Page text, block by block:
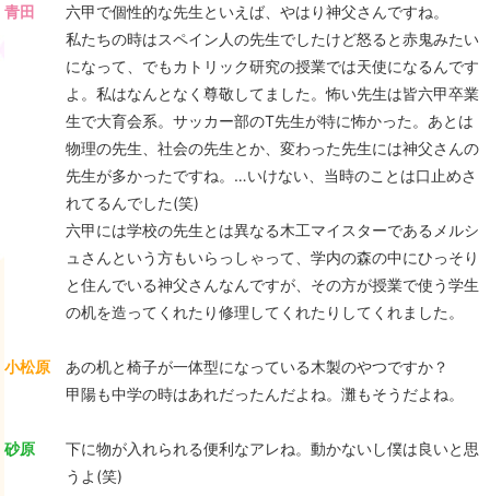
青田
六甲で個性的な先生といえば、やはり神父さんですね。
私たちの時はスペイン人の先生でしたけど怒ると赤鬼みたい
になって、でもカトリック研究の授業では天使になるんです
よ。私はなんとなく尊敬してました。怖い先生は皆六甲卒業
生で大育会系。サッカー部のT先生が特に怖かった。あとは
物理の先生、社会の先生とか、変わった先生には神父さんの
先生が多かったですね。…いけない、当時のことは口止めさ
れてるんでした(笑)
六甲には学校の先生とは異なる木工マイスターであるメルシ
ュさんという方もいらっしゃって、学内の森の中にひっそり
と住んでいる神父さんなんですが、その方が授業で使う学生
の机を造ってくれたり修理してくれたりしてくれました。
小松原
あの机と椅子が一体型になっている木製のやつですか？
甲陽も中学の時はあれだったんだよね。灘もそうだよね。
砂原
下に物が入れられる便利なアレね。動かないし僕は良いと思
うよ(笑)